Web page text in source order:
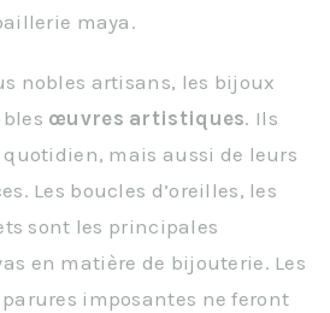
maya.
nobles artisans, les bijoux
œuvres artistiques. Ils
mais aussi de leurs
Les boucles d’oreilles, les
sont les principales
en matière de bijouterie. Les
imposantes ne feront